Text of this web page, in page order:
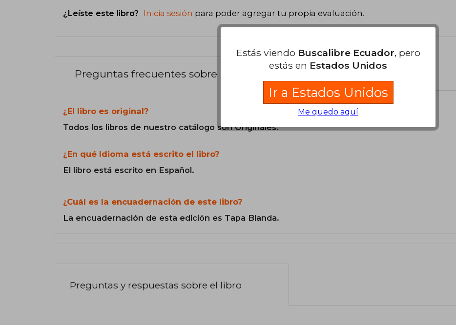
¿Leíste este libro? Inicia sesión para poder agregar tu propia evaluación.
Preguntas frecuentes sobre el libro
¿El libro es original?
Todos los libros de nuestro catálogo son Originales.
¿En qué Idioma está escrito el libro?
El libro está escrito en Español.
¿Cuál es la encuadernación de este libro?
La encuadernación de esta edición es Tapa Blanda.
Preguntas y respuestas sobre el libro
Estás viendo Buscalibre Ecuador, pero
estás en Estados Unidos
Ir a Estados Unidos
Me quedo aquí